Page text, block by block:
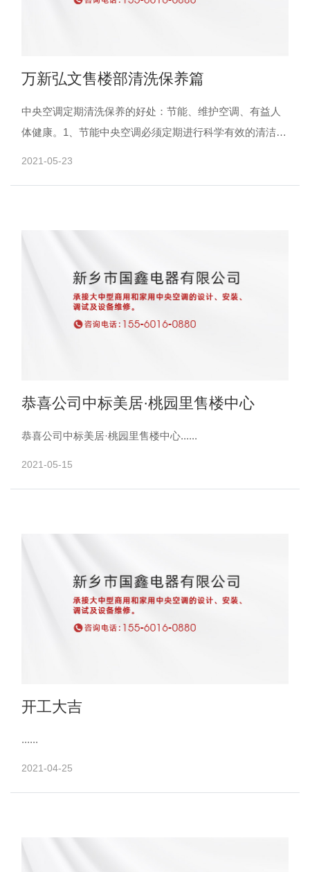
万新弘文售楼部清洗保养篇
中央空调定期清洗保养的好处：节能、维护空调、有益人
体健康。1、节能中央空调必须定期进行科学有效的清洁和
2021-05-23
恭喜公司中标美居·桃园里售楼中心
恭喜公司中标美居·桃园里售楼中心......
2021-05-15
开工大吉
......
2021-04-25